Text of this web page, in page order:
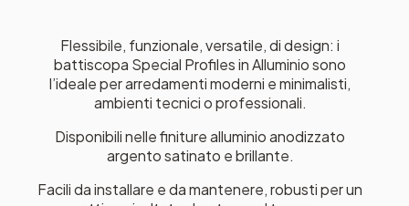
Flessibile, funzionale, versatile, di design: i
battiscopa Special Profiles in Alluminio sono
l’ideale per arredamenti moderni e minimalisti,
ambienti tecnici o professionali.
Disponibili nelle finiture alluminio anodizzato
argento satinato e brillante.
Facili da installare e da mantenere, robusti per un